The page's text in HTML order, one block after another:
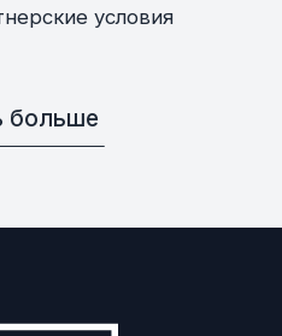
условия
больше